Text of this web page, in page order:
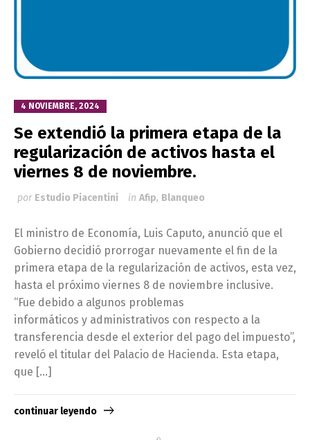
4 NOVIEMBRE, 2024
Se extendió la primera etapa de la
regularización de activos hasta el
viernes 8 de noviembre.
por Estudio Piacentini in Afip, Blanqueo
El ministro de Economía, Luis Caputo, anunció que el
Gobierno decidió prorrogar nuevamente el fin de la
primera etapa de la regularización de activos, esta vez,
hasta el próximo viernes 8 de noviembre inclusive.
“Fue debido a algunos problemas
informáticos y administrativos con respecto a la
transferencia desde el exterior del pago del impuesto”,
reveló el titular del Palacio de Hacienda. Esta etapa,
que […]
continuar leyendo